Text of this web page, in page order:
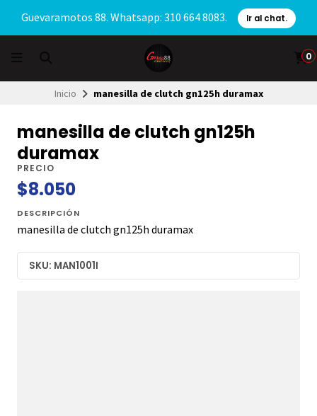
Guevaramotos 88. Whatsapp: 310 664 8083. Ir al chat.
0
Inicio manesilla de clutch gn125h duramax
manesilla de clutch gn125h
duramax
PRECIO
$8.050
DESCRIPCIÓN
manesilla de clutch gn125h duramax
SKU: MAN1001I